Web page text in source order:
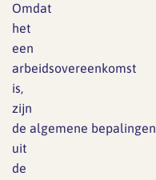
Omdat
het
een
arbeidsovereenkomst
is,
zijn
de algemene bepalingen
uit
de